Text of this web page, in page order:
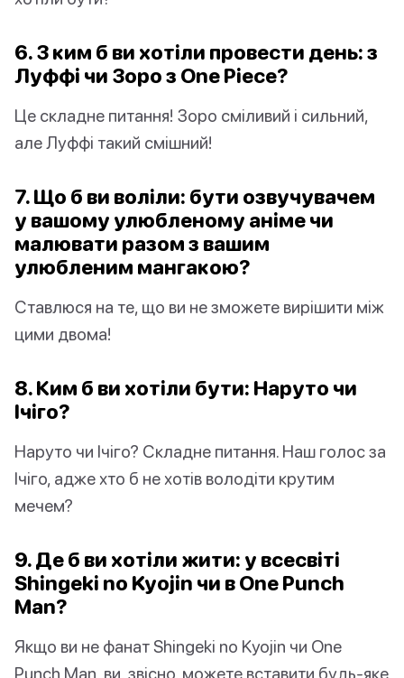
6. З ким б ви хотіли провести день: з
Луффі чи Зоро з One Piece?
Це складне питання! Зоро сміливий і сильний,
але Луффі такий смішний!
7. Що б ви воліли: бути озвучувачем
у вашому улюбленому аніме чи
малювати разом з вашим
улюбленим мангакою?
Ставлюся на те, що ви не зможете вирішити між
цими двома!
8. Ким б ви хотіли бути: Наруто чи
Ічіго?
Наруто чи Ічіго? Складне питання. Наш голос за
Ічіго, адже хто б не хотів володіти крутим
мечем?
9. Де б ви хотіли жити: у всесвіті
Shingeki no Kyojin чи в One Punch
Man?
Якщо ви не фанат Shingeki no Kyojin чи One
Punch Man, ви, звісно, можете вставити будь-яке